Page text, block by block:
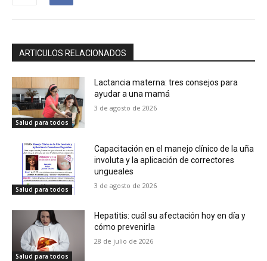
ARTICULOS RELACIONADOS
Salud para todos
Lactancia materna: tres consejos para
ayudar a una mamá
3 de agosto de 2026
Salud para todos
Capacitación en el manejo clínico de la uña
involuta y la aplicación de correctores
ungueales
3 de agosto de 2026
Salud para todos
Hepatitis: cuál su afectación hoy en día y
cómo prevenirla
28 de julio de 2026